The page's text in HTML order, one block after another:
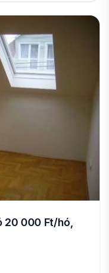
20 000 Ft/hó,